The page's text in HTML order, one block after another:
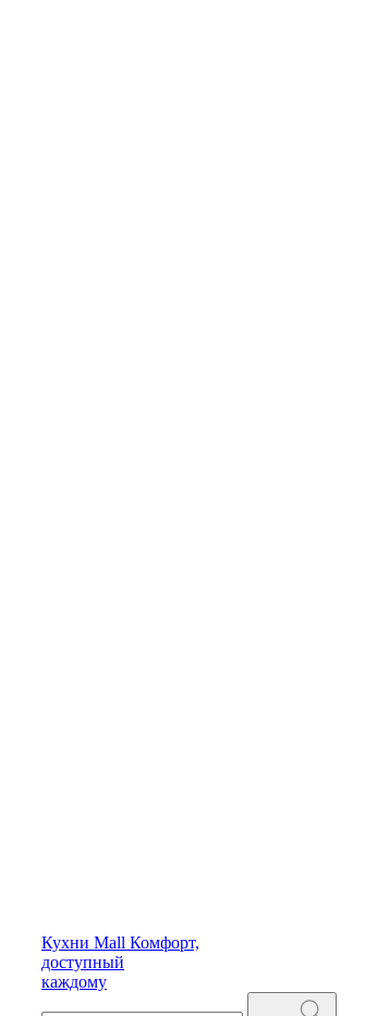
Кухни Mall Комфорт,
доступный
каждому